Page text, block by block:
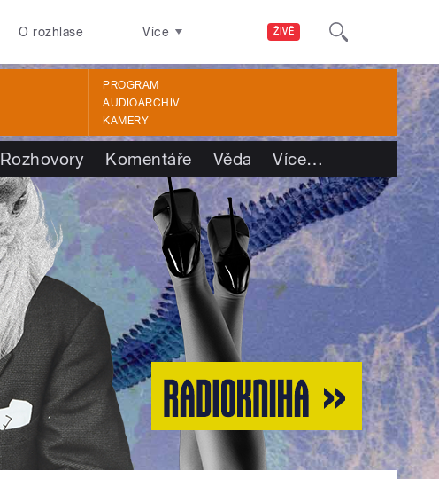
ŽIVĚ
O rozhlase Více
PROGRAM
AUDIOARCHIV
KAMERY
Rozhovory Komentáře Věda Více…